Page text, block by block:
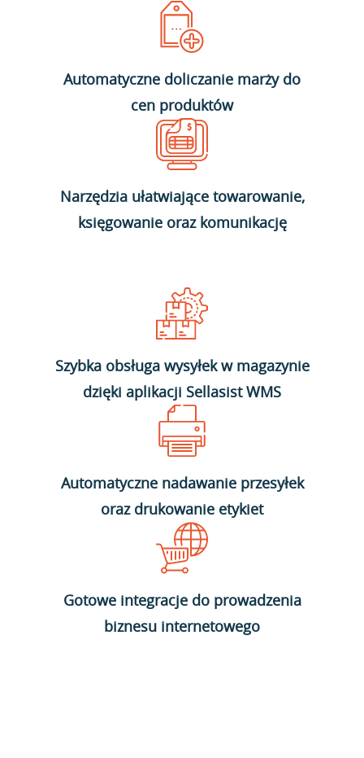
Automatyczne doliczanie marży do
cen produktów
Narzędzia ułatwiające towarowanie,
księgowanie oraz komunikację
Szybka obsługa wysyłek w magazynie
dzięki aplikacji Sellasist WMS
Automatyczne nadawanie przesyłek
oraz drukowanie etykiet
Gotowe integracje do prowadzenia
biznesu internetowego